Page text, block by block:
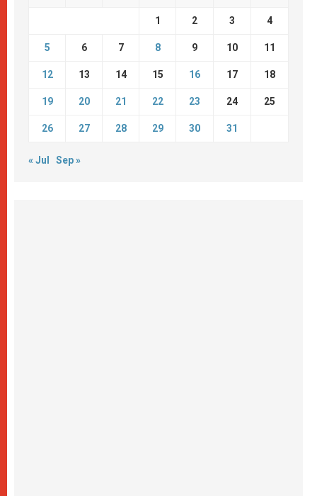
1 2 3 4
5 6 7 8 9 10 11
12 13 14 15 16 17 18
19 20 21 22 23 24 25
26 27 28 29 30 31
« Jul Sep »